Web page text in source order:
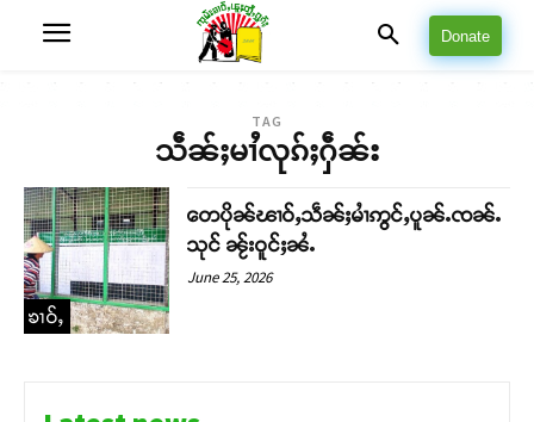
Donate
TAG
သဵၼ်ႈမၢႆလုၵ်ႈႁဵၼ်း
ၶၢဝ်ႇ
တေပိုၼ်ၽၢဝ်ႇသဵၼ်ႈမၢႆဢွင်ႇပူၼ်ႉၸၼ်ႉ
သုင် ၼႂ်းဝူင်ႈၼႆႉ
June 25, 2026